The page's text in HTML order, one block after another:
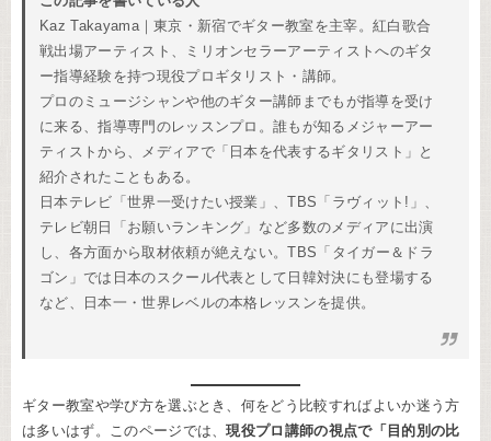
Kaz Takayama｜東京・新宿でギター教室を主宰。紅白歌合
戦出場アーティスト、ミリオンセラーアーティストへのギタ
ー指導経験を持つ現役プロギタリスト・講師。
プロのミュージシャンや他のギター講師までもが指導を受け
に来る、指導専門のレッスンプロ。誰もが知るメジャーアー
ティストから、メディアで「日本を代表するギタリスト」と
紹介されたこともある。
日本テレビ「世界一受けたい授業」、TBS「ラヴィット!」、
テレビ朝日「お願いランキング」など多数のメディアに出演
し、各方面から取材依頼が絶えない。TBS「タイガー＆ドラ
ゴン」では日本のスクール代表として日韓対決にも登場する
など、日本一・世界レベルの本格レッスンを提供。
ギター教室や学び方を選ぶとき、何をどう比較すればよいか迷う方
は多いはず。このページでは、現役プロ講師の視点で「目的別の比